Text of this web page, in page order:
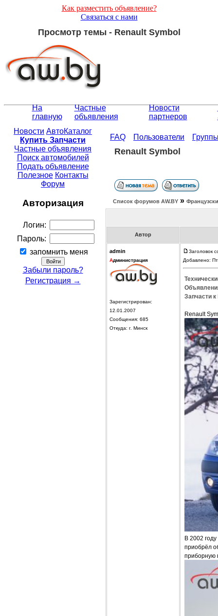
Как разместить объявление?
Связаться с нами
Просмотр темы - Renault Symbol
На
главную
Частные
объявления
Новости
партнеров
Новости АвтоКаталог
Купить Запчасти
Частные объявления
Поиск автомобилей
Подать объявление
Полезное Контакты
Форум
Авторизация
Логин:
Пароль:
запомнить меня
Забыли пароль?
Регистрация →
FAQ Пользователи
Renault Symbol
Список форумов АW.BY »
Автор
admin
Администрация
Зарегистрирован:
12.01.2007
Сообщения: 685
Откуда: г. Минск
Заголовок
Добавлено:
Запчасти
Renault
В 2002
приобрёл
приборную